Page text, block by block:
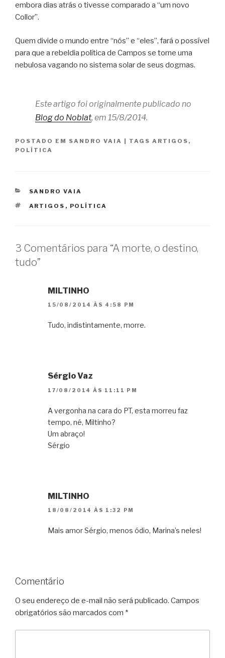
embora dias atrás o tivesse comparado a “um novo
Collor”.
Quem divide o mundo entre “nós” e “eles”, fará o possível
para que a rebeldia política de Campos se torne uma
nebulosa vagando no sistema solar de seus dogmas.
Este artigo foi originalmente publicado no
Blog do Noblat, em 15/8/2014.
POSTADO EM SANDRO VAIA TAGS ARTIGOS ,
POLÍTICA
CATEGORIAS
SANDRO VAIA
TAGS
ARTIGOS , POLÍTICA
3 Comentários para “A morte, o destino,
tudo”
MILTINHO
15/08/2014 ÀS 4:58 PM
Tudo, indistintamente, morre.
Sérgio Vaz
17/08/2014 ÀS 11:11 PM
A vergonha na cara do PT, esta morreu faz
tempo, né, Miltinho?
Um abraço!
Sérgio
MILTINHO
18/08/2014 ÀS 1:32 PM
Mais amor Sérgio, menos ódio, Marina’s neles!
Comentário
O seu endereço de e-mail não será publicado. Campos
obrigatórios são marcados com *